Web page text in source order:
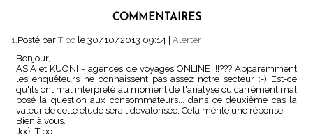
COMMENTAIRES
1. Posté parTibo le 30/10/2013 09:14 | Alerter
Bonjour,
ASIA et KUONI = agences de voyages ONLINE !!!??? Apparemment
les enquêteurs ne connaissent pas assez notre secteur :-) Est-ce
qu'ils ont mal interprété au moment de l'analyse ou carrément mal
posé la question aux consommateurs... dans ce deuxième cas la
valeur de cette étude serait dévalorisée. Cela mérite une réponse.
Bien à vous.
Joël Tibo